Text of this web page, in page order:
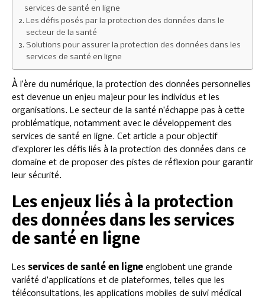
services de santé en ligne
Les défis posés par la protection des données dans le
secteur de la santé
Solutions pour assurer la protection des données dans les
services de santé en ligne
À l’ère du numérique, la protection des données personnelles
est devenue un enjeu majeur pour les individus et les
organisations. Le secteur de la santé n’échappe pas à cette
problématique, notamment avec le développement des
services de santé en ligne. Cet article a pour objectif
d’explorer les défis liés à la protection des données dans ce
domaine et de proposer des pistes de réflexion pour garantir
leur sécurité.
Les enjeux liés à la protection
des données dans les services
de santé en ligne
Les services de santé en ligne englobent une grande
variété d’applications et de plateformes, telles que les
téléconsultations, les applications mobiles de suivi médical